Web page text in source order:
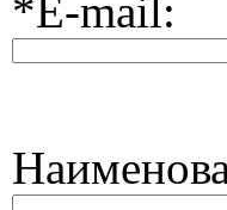
*E-mail: